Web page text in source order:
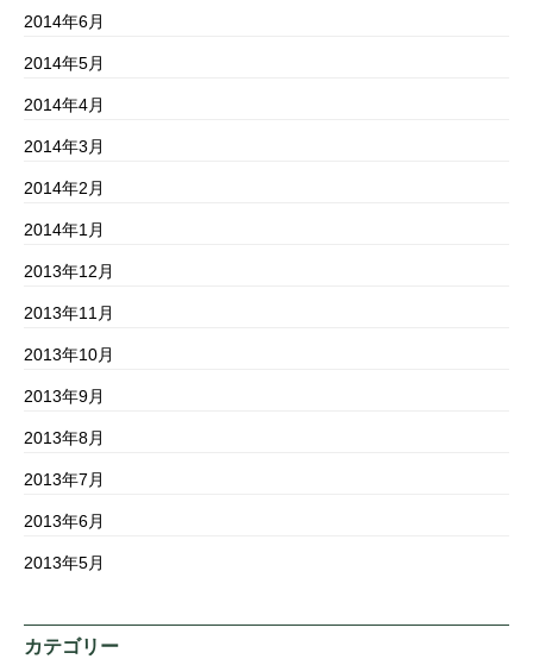
2014年6月
2014年5月
2014年4月
2014年3月
2014年2月
2014年1月
2013年12月
2013年11月
2013年10月
2013年9月
2013年8月
2013年7月
2013年6月
2013年5月
カテゴリー